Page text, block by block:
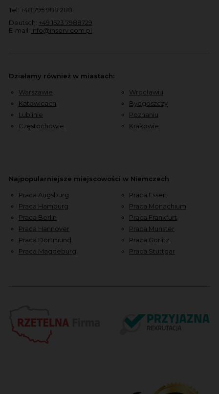
Tel: +48 795 988 288
Deutsch: +49 1523 7988729
E-mail: info@inserv.com.pl
Działamy również w miastach:
Warszawie
Katowicach
Lublinie
Częstochowie
Wrocławiu
Bydgoszczy
Poznaniu
Krakowie
Najpopularniejsze miejscowości w Niemczech
Praca Augsburg
Praca Hamburg
Praca Berlin
Praca Hannover
Praca Dortmund
Praca Magdeburg
Praca Essen
Praca Monachium
Praca Frankfurt
Praca Munster
Praca Görlitz
Praca Stuttgar